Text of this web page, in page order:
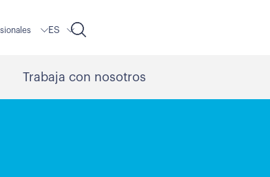
ES
Trabaja con nosotros